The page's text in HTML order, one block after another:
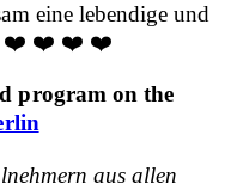
eine lebendige und
❤️ ❤️ ❤️ ❤️
program on the
aus allen